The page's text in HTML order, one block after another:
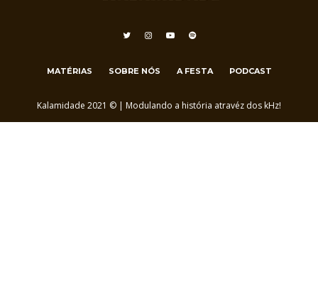
MATÉRIAS SOBRE NÓS A FESTA PODCAST
Kalamidade 2021 © | Modulando a história atravéz dos kHz!